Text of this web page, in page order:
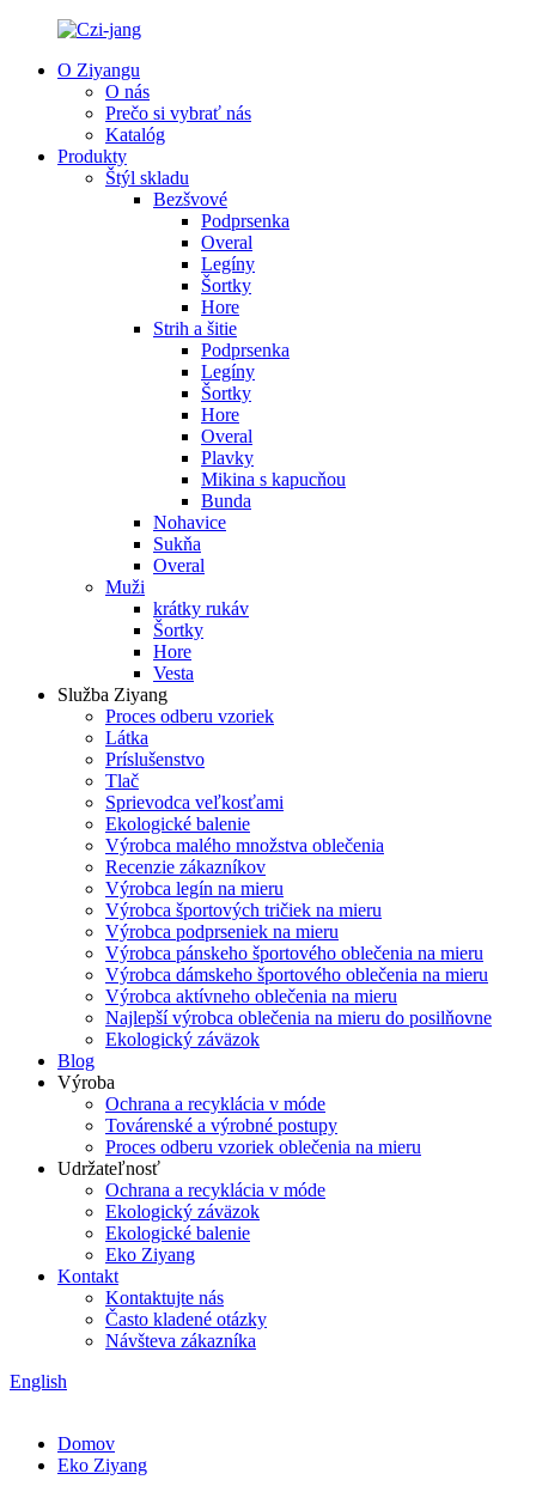
O Ziyangu
O nás
Prečo si vybrať nás
Katalóg
Produkty
Štýl skladu
Bezšvové
Podprsenka
Overal
Legíny
Šortky
Hore
Strih a šitie
Podprsenka
Legíny
Šortky
Hore
Overal
Plavky
Mikina s kapucňou
Bunda
Nohavice
Sukňa
Overal
Muži
krátky rukáv
Šortky
Hore
Vesta
Služba Ziyang
Proces odberu vzoriek
Látka
Príslušenstvo
Tlač
Sprievodca veľkosťami
Ekologické balenie
Výrobca malého množstva oblečenia
Recenzie zákazníkov
Výrobca legín na mieru
Výrobca športových tričiek na mieru
Výrobca podprseniek na mieru
Výrobca pánskeho športového oblečenia na mieru
Výrobca dámskeho športového oblečenia na mieru
Výrobca aktívneho oblečenia na mieru
Najlepší výrobca oblečenia na mieru do posilňovne
Ekologický záväzok
Blog
Výroba
Ochrana a recyklácia v móde
Továrenské a výrobné postupy
Proces odberu vzoriek oblečenia na mieru
Udržateľnosť
Ochrana a recyklácia v móde
Ekologický záväzok
Ekologické balenie
Eko Ziyang
Kontakt
Kontaktujte nás
Často kladené otázky
Návšteva zákazníka
English
Domov
Eko Ziyang